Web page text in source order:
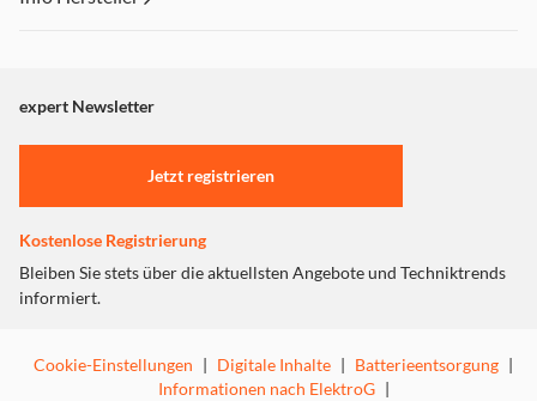
"Marketing".
Einstellungen anpassen
expert Newsletter
Jetzt registrieren
Kostenlose Registrierung
Bleiben Sie stets über die aktuellsten Angebote und Techniktrends
informiert.
Cookie-Einstellungen | Digitale Inhalte | Batterieentsorgung |
Informationen nach ElektroG |